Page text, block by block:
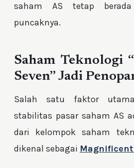
saham AS tetap
puncaknya.
Saham Teknologi
Seven” Jadi
Salah satu faktor
stabilitas pasar saham AS
dari kelompok saham
dikenal sebagai Magnificent